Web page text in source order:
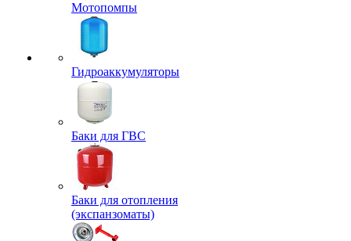
Мотопомпы
Гидроаккумуляторы
Баки для ГВС
Баки для отопления
(экспанзоматы)